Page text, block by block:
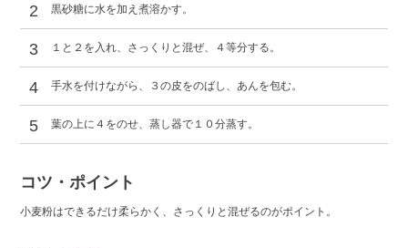
2 黒砂糖に水を加え煮溶かす。
3 １と２を入れ、さっくりと混ぜ、４等分する。
4 手水を付けながら、３の皮をのばし、あんを包む。
5 葉の上に４をのせ、蒸し器で１０分蒸す。
コツ・ポイント
小麦粉はできるだけ柔らかく、さっくりと混ぜるのがポイント。